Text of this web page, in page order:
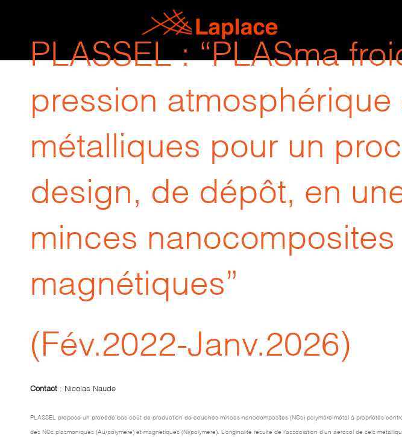
PLASSEL : “PLASma
pression atmosphérique
métalliques pour un
design, de dépôt, en
minces
magnétiques”
(Fév.2022-Janv.2026)
Contact : Nicolas Naude
PLASSEL propose un procédé bas coût de production de couches minces nanocomposites (NCs) polymère-métal à propriétés
des NCs plasmoniques (Au/polymère) et magnétiques (Ni/polymère). L’originalité résulte de l’association d’un aérosol de sels